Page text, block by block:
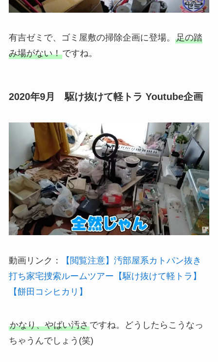
有吉ゼミで、ゴミ屋敷の掃除企画に登場。 足の踏
み場がない！ですね。
2020年9月 駆け抜けて軽トラ Youtube企画
動画リンク：
【閲覧注意】汚部屋系カトパン抜き
打ち家宅捜索ルームツアー【駆け抜けて軽トラ】
【餅田コシヒカリ】
かなり、やばい汚さですね。どうしたらこうなっ
ちゃうんでしょう(笑)